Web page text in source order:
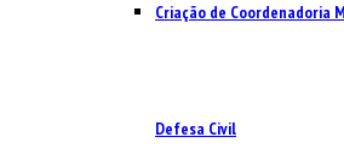
Criação de Coordenadoria
Defesa Civil